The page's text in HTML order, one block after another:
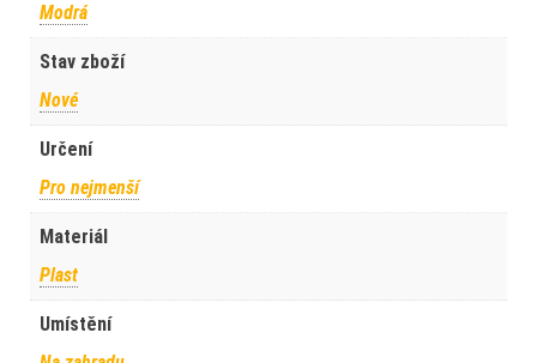
Modrá
Stav zboží
Nové
Určení
Pro nejmenší
Materiál
Plast
Umístění